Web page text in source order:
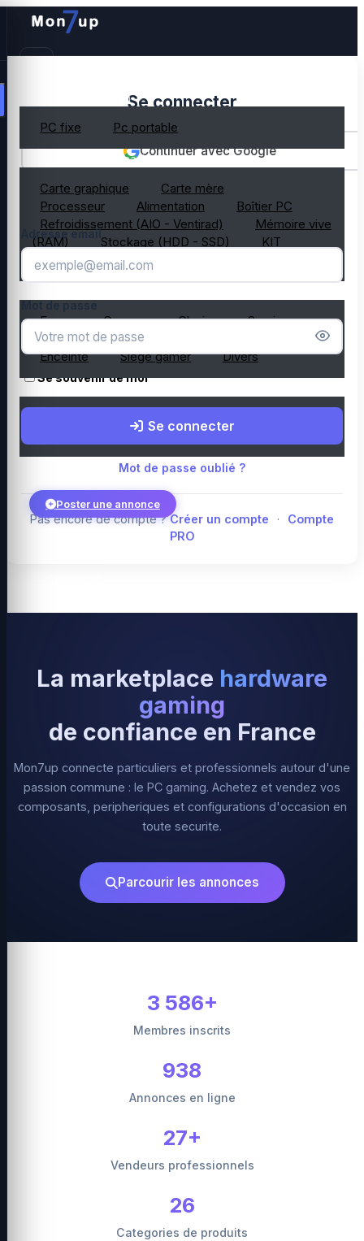
PC gamer occasion
PC fixe Pc portable
Composant PC occasion
Carte graphique
Carte mère
Processeur
Alimentation
Boîtier PC
Refroidissement (AIO - Ventirad)
Mémoire vive
(RAM)
Stockage (HDD - SSD)
KIT
composant PC gamer
Ecran Casque Clavier
Souris
Microphone
Webcam
Enceinte
Siège gamer Divers
Top PC gamer : Intel / AMD
Composants PC gamer
Poster une annonce
Se connecter
Continuer avec Google
OU
Adresse email
Se souvenir de moi
Se connecter
Mot de passe oublié ?
Pas encore de compte ? Créer un compte ·
Compte
PRO
La marketplace hardware
gaming
de confiance en France
Mon7up connecte particuliers et professionnels autour d'une
passion commune : le PC gaming. Achetez et vendez vos
composants, peripheriques et configurations d'occasion en
toute securite.
Parcourir les annonces
3 586+
Membres inscrits
938
Annonces en ligne
27+
Vendeurs professionnels
26
Categories de produits